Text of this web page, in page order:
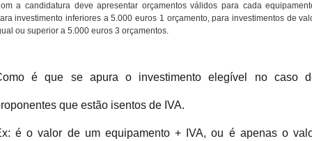
a candidatura deve apresentar orçamentos válidos para cada
investimento inferiores a 5.000 euros 1 orçamento, para investimentos de
ou superior a 5.000 euros 3 orçamentos.
é que se apura o investimento elegível no caso
que estão isentos de IVA.
é o valor de um equipamento + IVA, ou é apenas o